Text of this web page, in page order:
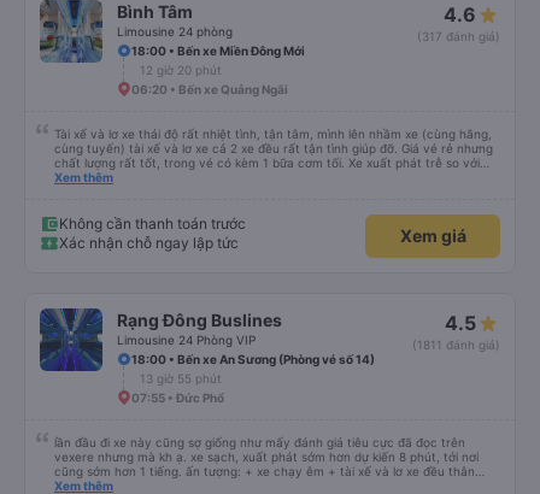
Bình Tâm
Limousine 24 phòng
4.6
(317 đánh giá)
18:00 • Bến xe Miền Đông Mới
12 giờ 20 phút
06:20 • Bến xe Quảng Ngãi
Tài xế và lơ xe thái độ rất nhiệt tình, tận tâm, mình lên nhầm xe (cùng hãng,
cùng tuyến) tài xế và lơ xe cả 2 xe đều rất tận tình giúp đỡ. Giá vé rẻ nhưng
chất lượng rất tốt, trong vé có kèm 1 bữa cơm tối. Xe xuất phát trễ so với
trên app 45p, nhưng do bão nên trời mưa rất to, có thể thông cảm được.
Xem thêm
Không cần thanh toán trước
Xác nhận chỗ ngay lập tức
Xem giá
Rạng Đông Buslines
Limousine 24 Phòng VIP
4.5
(1811 đánh giá)
18:00 • Bến xe An Sương (Phòng vé số 14)
13 giờ 55 phút
07:55 • Đức Phổ
lần đầu đi xe này cũng sợ giống như mấy đánh giá tiêu cực đã đọc trên
vexere nhưng mà kh ạ. xe sạch, xuất phát sớm hơn dự kiến 8 phút, tới nơi
cũng sớm hơn 1 tiếng. ấn tượng: + xe chạy êm + tài xế và lơ xe đều thân
thiện dễ thương. thật ra cũng kh tiếp xúc nhiều+ lắm nhưng cá nhân mình
Xem thêm